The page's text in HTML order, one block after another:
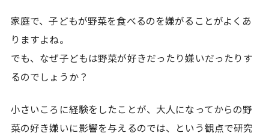
家庭で、子どもが野菜を食べるのを嫌がることがよくあ
りますよね。
でも、なぜ子どもは野菜が好きだったり嫌いだったりす
るのでしょうか？
小さいころに経験をしたことが、大人になってからの野
菜の好き嫌いに影響を与えるのでは、という観点で研究